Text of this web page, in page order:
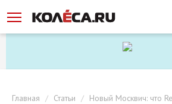
Главная Статьи
Новый Москвич: что